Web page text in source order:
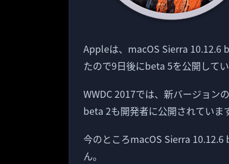
Appleは、macOS Sierra 10.12.6
たので9日後にbeta 5を公開してい
WWDC 2017では、新バージョン
beta 2も開発者に公開されています
今のところmacOS Sierra
ん。